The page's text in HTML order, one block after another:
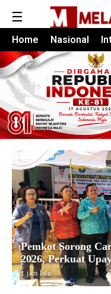
☰
Home Nasional
Pemkot Sorong
2026, Perkuat
1 jam lalu